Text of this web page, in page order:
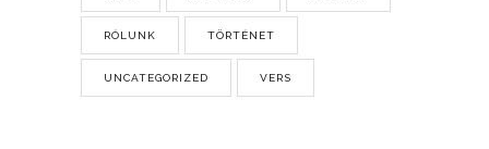
RÓLUNK TÖRTÉNET
UNCATEGORIZED VERS